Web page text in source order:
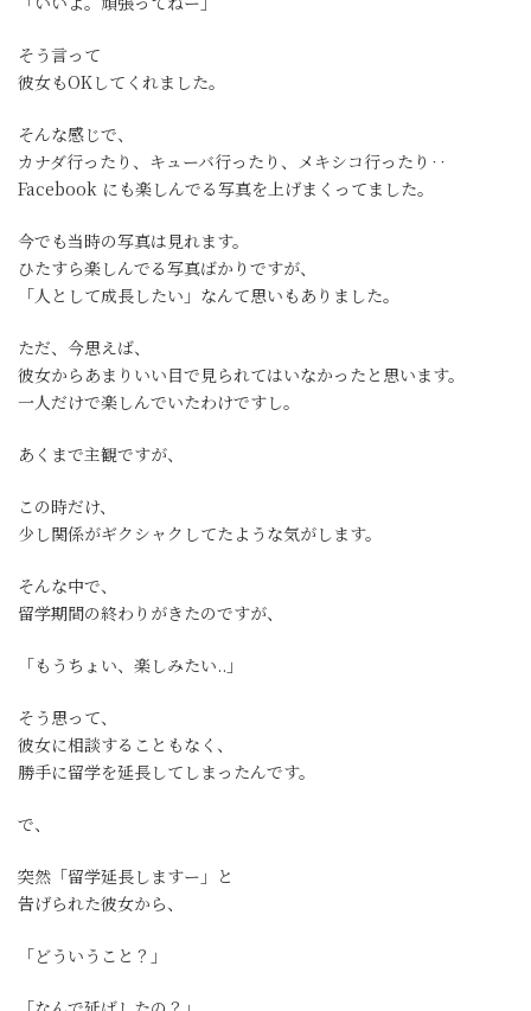
そう言って
彼女もOKしてくれました。
そんな感じで、
カナダ行ったり、キューバ行ったり、メキシコ行ったり‥
Facebook にも楽しんでる写真を上げまくってました。
今でも当時の写真は見れます。
ひたすら楽しんでる写真ばかりですが、
「人として成長したい」なんて思いもありました。
ただ、今思えば、
彼女からあまりいい目で見られてはいなかったと思います。
一人だけで楽しんでいたわけですし。
あくまで主観ですが、
この時だけ、
少し関係がギクシャクしてたような気がします。
そんな中で、
留学期間の終わりがきたのですが、
「もうちょい、楽しみたい..」
そう思って、
彼女に相談することもなく、
勝手に留学を延長してしまったんです。
で、
突然「留学延長しますー」と
告げられた彼女から、
「どういうこと？」